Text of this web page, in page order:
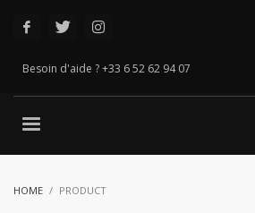
Besoin d'aide ? +33 6 52 62 94 07
HOME PRODUCT